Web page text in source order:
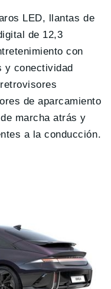
LED, llantas de
de 12,3
con
y conectividad
de aparcamiento
marcha atrás y
a la conducción.